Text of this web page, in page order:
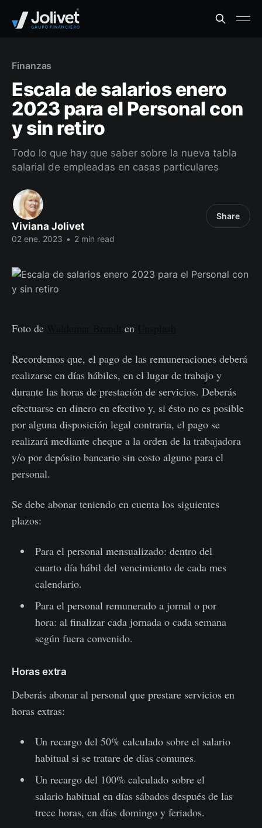
Finanzas
Escala de salarios enero
2023 para el Personal con
y sin retiro
Todo lo que hay que saber sobre la nueva tabla
salarial de empleadas en casas particulares
Viviana Jolivet
02 ene. 2023 • 2 min read
Share
Foto de en
Recordemos que, el pago de las remuneraciones deberá
realizarse en días hábiles, en el lugar de trabajo y
durante las horas de prestación de servicios. Deberás
efectuarse en dinero en efectivo y, si ésto no es posible
por alguna disposición legal contraria, el pago se
realizará mediante cheque a la orden de la trabajadora
y/o por depósito bancario sin costo alguno para el
personal.
Se debe abonar teniendo en cuenta los siguientes
plazos:
Para el personal mensualizado: dentro del
cuarto día hábil del vencimiento de cada mes
calendario.
Para el personal remunerado a jornal o por
hora: al finalizar cada jornada o cada semana
según fuera convenido.
Horas extra
Deberás abonar al personal que prestare servicios en
horas extras:
Un recargo del 50% calculado sobre el salario
habitual si se tratare de días comunes.
Un recargo del 100% calculado sobre el
salario habitual en días sábados después de las
trece horas, en días domingo y feriados.